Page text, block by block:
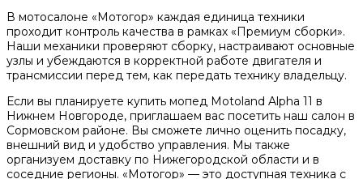
В мотосалоне «Мотогор» каждая единица техники
проходит контроль качества в рамках «Премиум сборки».
Наши механики проверяют сборку, настраивают основные
узлы и убеждаются в корректной работе двигателя и
трансмиссии перед тем, как передать технику владельцу.
Если вы планируете купить мопед Motoland Alpha 11 в
Нижнем Новгороде, приглашаем вас посетить наш салон в
Сормовском районе. Вы сможете лично оценить посадку,
внешний вид и удобство управления. Мы также
организуем доставку по Нижегородской области и в
соседние регионы. «Мотогор» — это доступная техника с